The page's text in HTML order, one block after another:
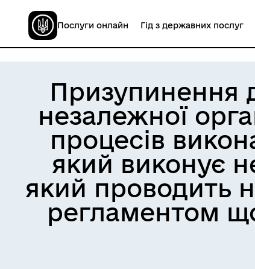
Послуги онлайн Гід з державних послуг
Призупинення
незалежної
процесів
який виконує
який проводить
регламентом